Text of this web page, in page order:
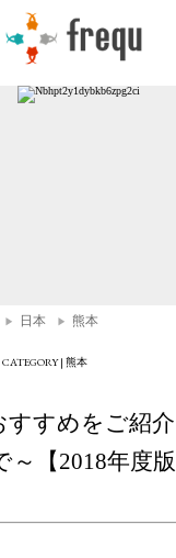
日本 熊本
CATEGORY | 熊本
すすめをご紹
【2018年度版